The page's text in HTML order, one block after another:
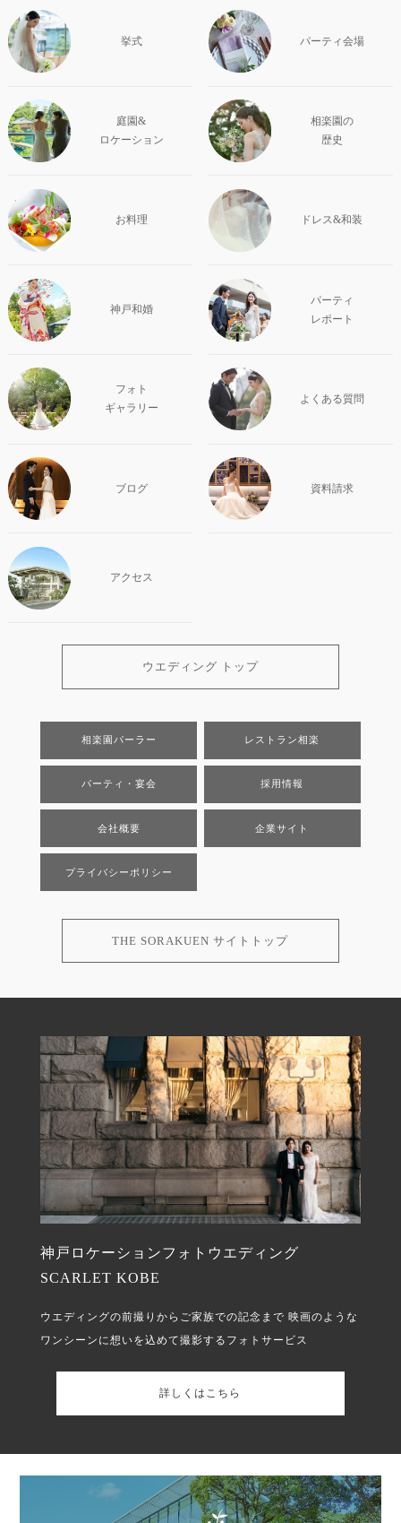
挙式 パーティ会場
庭園&
ロケーション
相楽園の
歴史
お料理 ドレス&和装
神戸和婚
パーティ
レポート
フォト
ギャラリー
よくある質問
ブログ 資料請求
アクセス
ウエディング トップ
相楽園パーラー レストラン相楽
パーティ・宴会 採用情報
会社概要 企業サイト
プライバシーポリシー
THE SORAKUEN サイトトップ
神戸ロケーションフォトウエディング
SCARLET KOBE
ウエディングの前撮りからご家族での記念まで 映画のような
ワンシーンに想いを込めて撮影するフォトサービス
詳しくはこちら